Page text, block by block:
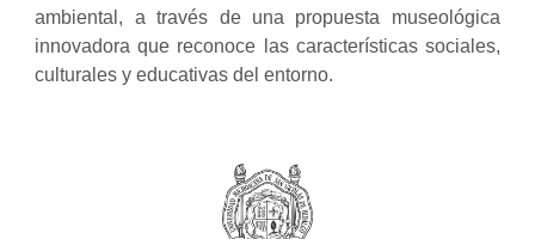
ambiental, a través de una propuesta museológica
innovadora que reconoce las características sociales,
culturales y educativas del entorno.